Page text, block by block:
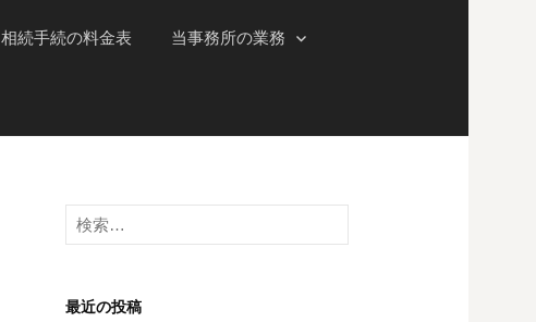
相続手続の料金表 当事務所の業務
検
索:
最近の投稿